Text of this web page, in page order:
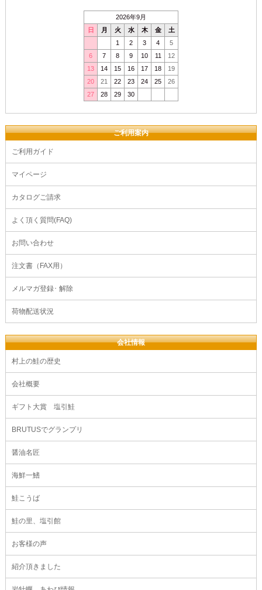
2026年9月
日
月 火 水 木 金
土
1
2 3 4
5
6
7 8 9 10 11
12
13
14 15 16 17 18
19
20
21 22 23 24 25
26
27
28 29 30
ご利用案内
ご利用ガイド
マイページ
カタログご請求
よく頂く質問(FAQ)
お問い合わせ
注文書（FAX用）
メルマガ登録･ 解除
荷物配送状況
会社情報
村上の鮭の歴史
会社概要
ギフト大賞 塩引鮭
BRUTUSでグランプリ
醤油名匠
海鮮一鰭
鮭こうば
鮭の里、塩引館
お客様の声
紹介頂きました